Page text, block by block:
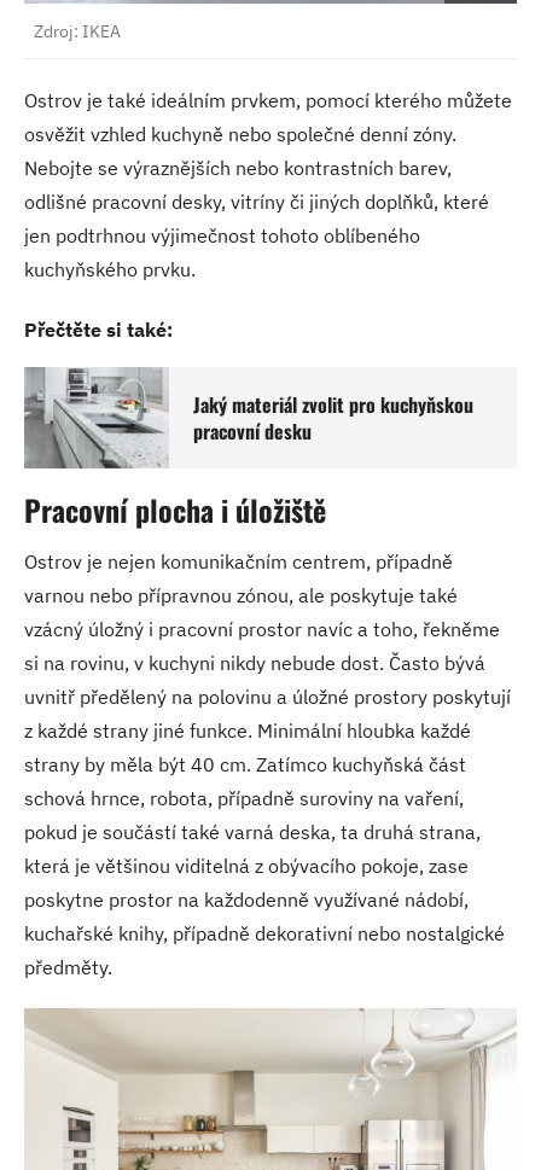
Zdroj: IKEA
Ostrov je také ideálním prvkem, pomocí kterého můžete
osvěžit vzhled kuchyně nebo společné denní zóny.
Nebojte se výraznějších nebo kontrastních barev,
odlišné pracovní desky, vitríny či jiných doplňků, které
jen podtrhnou výjimečnost tohoto oblíbeného
kuchyňského prvku.
Přečtěte si také:
Jaký materiál zvolit pro kuchyňskou
pracovní desku
Pracovní plocha i úložiště
Ostrov je nejen komunikačním centrem, případně
varnou nebo přípravnou zónou, ale poskytuje také
vzácný úložný i pracovní prostor navíc a toho, řekněme
si na rovinu, v kuchyni nikdy nebude dost. Často bývá
uvnitř předělený na polovinu a úložné prostory poskytují
z každé strany jiné funkce. Minimální hloubka každé
strany by měla být 40 cm. Zatímco kuchyňská část
schová hrnce, robota, případně suroviny na vaření,
pokud je součástí také varná deska, ta druhá strana,
která je většinou viditelná z obývacího pokoje, zase
poskytne prostor na každodenně využívané nádobí,
kuchařské knihy, případně dekorativní nebo nostalgické
předměty.